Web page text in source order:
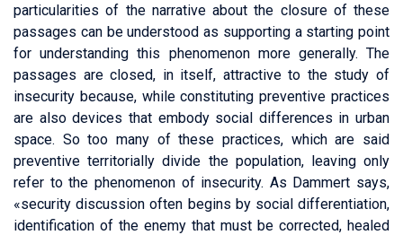
particularities of the narrative about the closure of these
passages can be understood as supporting a starting point
for understanding this phenomenon more generally. The
passages are closed, in itself, attractive to the study of
insecurity because, while constituting preventive practices
are also devices that embody social differences in urban
space. So too many of these practices, which are said
preventive territorially divide the population, leaving only
refer to the phenomenon of insecurity. As Dammert says,
«security discussion often begins by social differentiation,
identification of the enemy that must be corrected, healed